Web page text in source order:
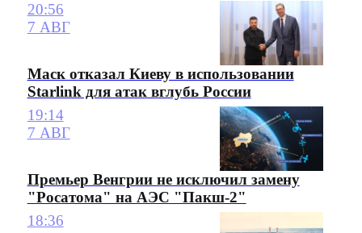
20:56
7 АВГ
Маск отказал Киеву в использовании
Starlink для атак вглубь России
19:14
7 АВГ
Премьер Венгрии не исключил замену
"Росатома" на АЭС "Пакш-2"
18:36